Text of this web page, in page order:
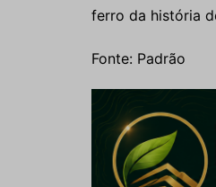
ferro da história
Fonte: Padrão